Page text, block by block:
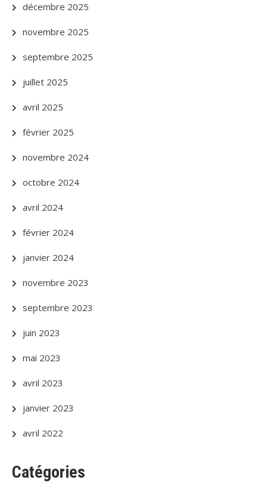
décembre 2025
novembre 2025
septembre 2025
juillet 2025
avril 2025
février 2025
novembre 2024
octobre 2024
avril 2024
février 2024
janvier 2024
novembre 2023
septembre 2023
juin 2023
mai 2023
avril 2023
janvier 2023
avril 2022
Catégories